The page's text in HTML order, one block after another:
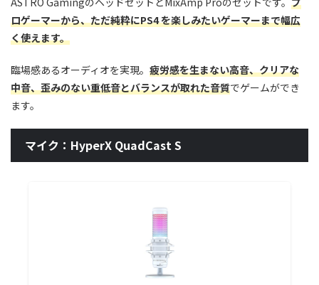
ロゲーマーから、ただ純粋にPS4 を楽しみたいゲーマーまで幅広
く使えます。
臨場感あるオーディオを実現。 疲労感を生まない高音、クリアな
中音、歪みのない重低音とバランスが取れた音質でゲームができ
ます。
マイク：HyperX QuadCast S